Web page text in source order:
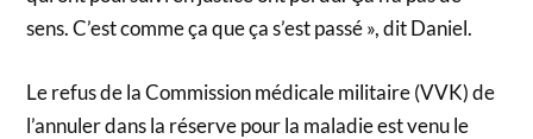
sens. C’est comme ça que ça s’est passé », dit Daniel.
Le refus de la Commission médicale militaire (VVK) de
l’annuler dans la réserve pour la maladie est venu le